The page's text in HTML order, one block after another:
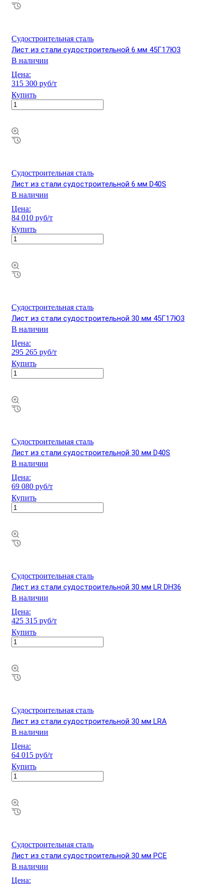
Судостроительная сталь
Лист из стали судостроительной 6 мм 45Г17Ю3
В наличии
Цена:
315 300 руб/т
Купить
Судостроительная сталь
Лист из стали судостроительной 6 мм D40S
В наличии
Цена:
84 010 руб/т
Купить
Судостроительная сталь
Лист из стали судостроительной 30 мм 45Г17Ю3
В наличии
Цена:
295 265 руб/т
Купить
Судостроительная сталь
Лист из стали судостроительной 30 мм D40S
В наличии
Цена:
69 080 руб/т
Купить
Судостроительная сталь
Лист из стали судостроительной 30 мм LR DH36
В наличии
Цена:
425 315 руб/т
Купить
Судостроительная сталь
Лист из стали судостроительной 30 мм LRA
В наличии
Цена:
64 015 руб/т
Купить
Судостроительная сталь
Лист из стали судостроительной 30 мм РСЕ
В наличии
Цена: